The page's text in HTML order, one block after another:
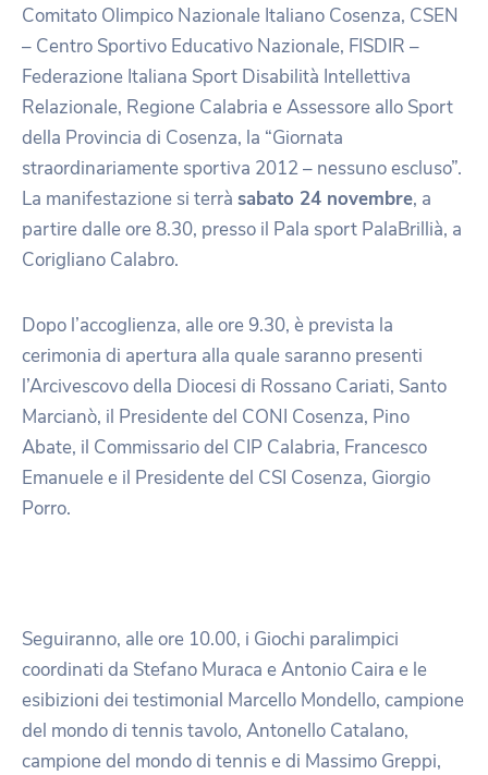
Comitato Olimpico Nazionale Italiano Cosenza, CSEN
– Centro Sportivo Educativo Nazionale, FISDIR –
Federazione Italiana Sport Disabilità Intellettiva
Relazionale, Regione Calabria e Assessore allo Sport
della Provincia di Cosenza, la “Giornata
straordinariamente sportiva 2012 – nessuno escluso”.
La manifestazione si terrà sabato 24 novembre, a
partire dalle ore 8.30, presso il Pala sport PalaBrillià, a
Corigliano Calabro.
Dopo l’accoglienza, alle ore 9.30, è prevista la
cerimonia di apertura alla quale saranno presenti
l’Arcivescovo della Diocesi di Rossano Cariati, Santo
Marcianò, il Presidente del CONI Cosenza, Pino
Abate, il Commissario del CIP Calabria, Francesco
Emanuele e il Presidente del CSI Cosenza, Giorgio
Porro.
Seguiranno, alle ore 10.00, i Giochi paralimpici
coordinati da Stefano Muraca e Antonio Caira e le
esibizioni dei testimonial Marcello Mondello, campione
del mondo di tennis tavolo, Antonello Catalano,
campione del mondo di tennis e di Massimo Greppi,